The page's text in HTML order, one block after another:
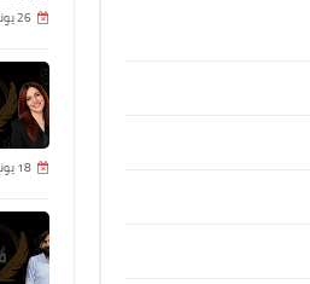
26 يونيو 2026
18 يونيو 2026